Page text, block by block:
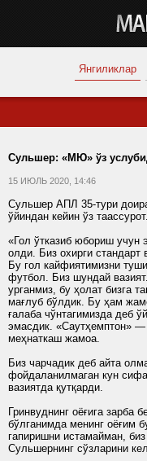
Янгиликлар
Сульшер: «МЮ» ўз
15 ИЮЛЬ 2020, 14:46
Сульшер АПЛ 35-тури
ўйиндан кейин ўз
«Гол ўтказиб юбориш учун
олди. Биз охирги стандарт
Бу гол кайфиятимизни
футбол. Биз шундай
урганмиз, бу ҳолат бизга
мағлуб бўлдик. Бу ҳам
ғалаба чўнтагимизда деб
эмасдик. «Саутҳемптон»
меҳнаткаш жамоа.
Биз чарчадик деб айта
фойдаланилмаган кун
вазиятда қутқарди.
Гринвуднинг оёғига зарба
бўлганимда менинг оёғим
гапиришни истамайман,
Сульшернинг сўзларини